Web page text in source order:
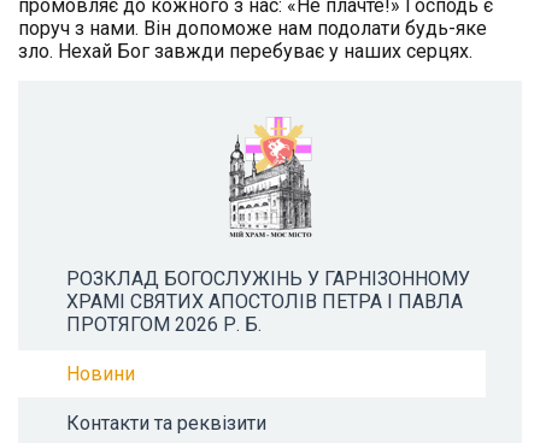
промовляє до кожного з нас: «Не плачте!» Господь є
поруч з нами. Він допоможе нам подолати будь-яке
зло. Нехай Бог завжди перебуває у наших серцях.
РОЗКЛАД БОГОСЛУЖІНЬ У ГАРНІЗОННОМУ
ХРАМІ СВЯТИХ АПОСТОЛІВ ПЕТРА І ПАВЛА
ПРОТЯГОМ 2026 Р. Б.
Новини
Контакти та реквізити